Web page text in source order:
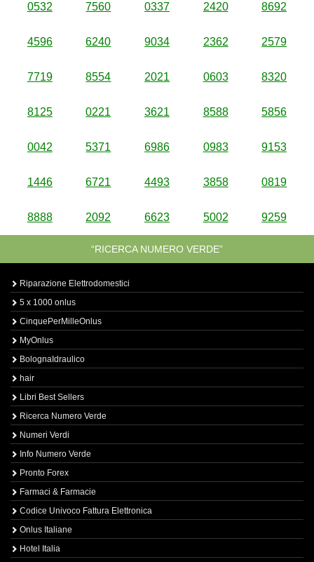
0532 7560 0337 2420 8692
4596 6240 9034 2362 2579
7719 8554 2021 0603 8320
8125 0221 3621 8588 5856
0042 5371 6986 0983 9153
1446 6721 4493 3858 0819
8888 2092 6623 5002 9259
“RICERCA NUMERO VERDE”
Riparazione Elettrodomestici
5 x 1000 onlus
CinquePerMilleOnlus
MyOnlus
BolognaIdraulico
hair
Libri Best Sellers
Ricerca Numero Verde
Numeri Verdi
Info Numero Verde
Pronto Forex
Farmaci & Farmacie
Codice Univoco Fattura Elettronica
Onlus Italiane
Hotel Italia